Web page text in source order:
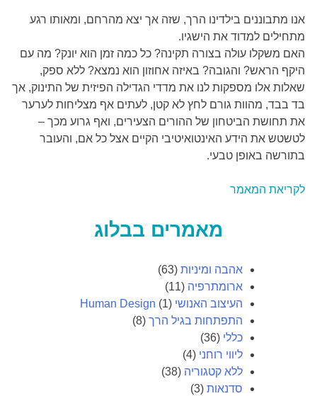
אנו מתבוננים בילדינו הרך, שזה אך יצא מהרחם, ומאותו רגע
מתחילים למדוד את הישגיו.
האם משקלו עולה בצורה תקינה? כל כמה זמן הוא יונק? מה עם
היקף הראש? והגובה? באיזה אחוזון הוא נמצא? ללא ספק,
שאלות אלו מספקות לנו את מדדי הגדילה הפיזית של התינוק, אך
בד בבד, מהוות גורם לחץ לא קטן, לעתים אף מצליחות לערער
את תחושת הביטחון של ההורים הצעירים, ואף גרוע מכך –
לטשטש את הידע האינטואיטיבי הקיים אצל כל אם, והעובר
בתורשה באופן טבעי.
לקריאת המאמר
מאמרים בבלוג
אהבה ומיניות(63)
ארומתרפיה (11)
העיצוב האנושי Human Design (1)
התפתחות בגיל הרך(8)
כללי (36)
ליווי רוחני (4)
ללא קטגוריה (38)
סדנאות(3)